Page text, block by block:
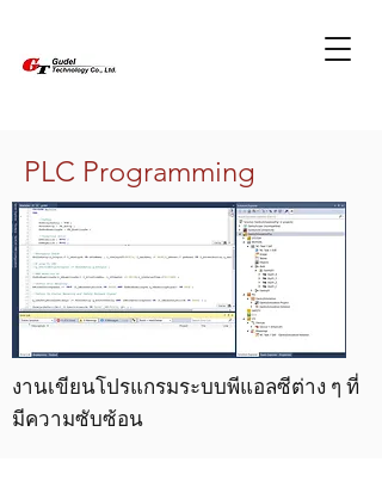
PLC Programming
งานเขียนโปรแกรมระบบพีแอลซีต่าง ๆ ที่
มีความซับซ้อน